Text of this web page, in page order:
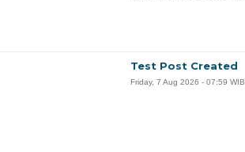
Test Post Created
Friday, 7 Aug 2026 - 07:59 WIB